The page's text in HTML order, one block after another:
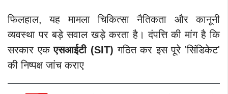
फिलहाल, यह मामला चिकित्सा नैतिकता और कानूनी
व्यवस्था पर बड़े सवाल खड़े करता है। दंपत्ति की मांग है कि
सरकार एकएसआईटी (SIT) गठित कर इस पूरे 'सिंडिकेट'
की निष्पक्ष जांच कराए